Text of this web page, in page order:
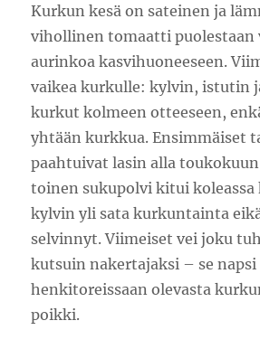
Kurkun kesä on sateinen ja
vihollinen tomaatti puolestaan
aurinkoa kasvihuoneeseen.
vaikea kurkulle: kylvin, istutin
kurkut kolmeen otteeseen,
yhtään kurkkua. Ensimmäiset
paahtuivat lasin alla
toinen sukupolvi kitui koleassa
kylvin yli sata kurkuntainta
selvinnyt. Viimeiset vei joku
kutsuin nakertajaksi – se
henkitoreissaan olevasta
poikki.